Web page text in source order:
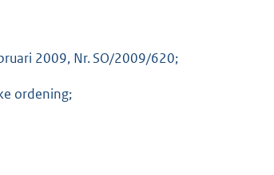
2009, Nr. SO/2009/620;
ordening;